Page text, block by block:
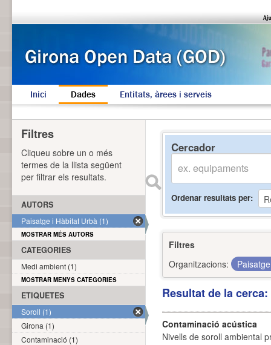
Inici Dades Entitats, àrees i serveis
Cercador
Ordenar resultats per
Filtres
Organitzacions:
Resultat de la
Contaminació acústica
Nivells de soroll ambiental
Filtres
Cliqueu sobre un o més
termes de la llista següent
per filtrar els resultats.
AUTORS
Paisatge i Hàbitat Urbà (1)
MOSTRAR MÉS AUTORS
CATEGORIES
Medi ambient (1)
MOSTRAR MENYS CATEGORIES
ETIQUETES
Soroll (1)
Girona (1)
Contaminació (1)